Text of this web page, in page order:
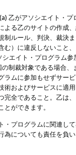
乙がアソシエイト・
よる乙のサイトの作成
ルール、判決、裁決
）に違反しないこと
エイト・プログラム
制裁対象である場合
ラムに参加もせずサー
術およびサービスに適
完全であること。乙は
ができます。
プログラムに関連し
為についても責任を負